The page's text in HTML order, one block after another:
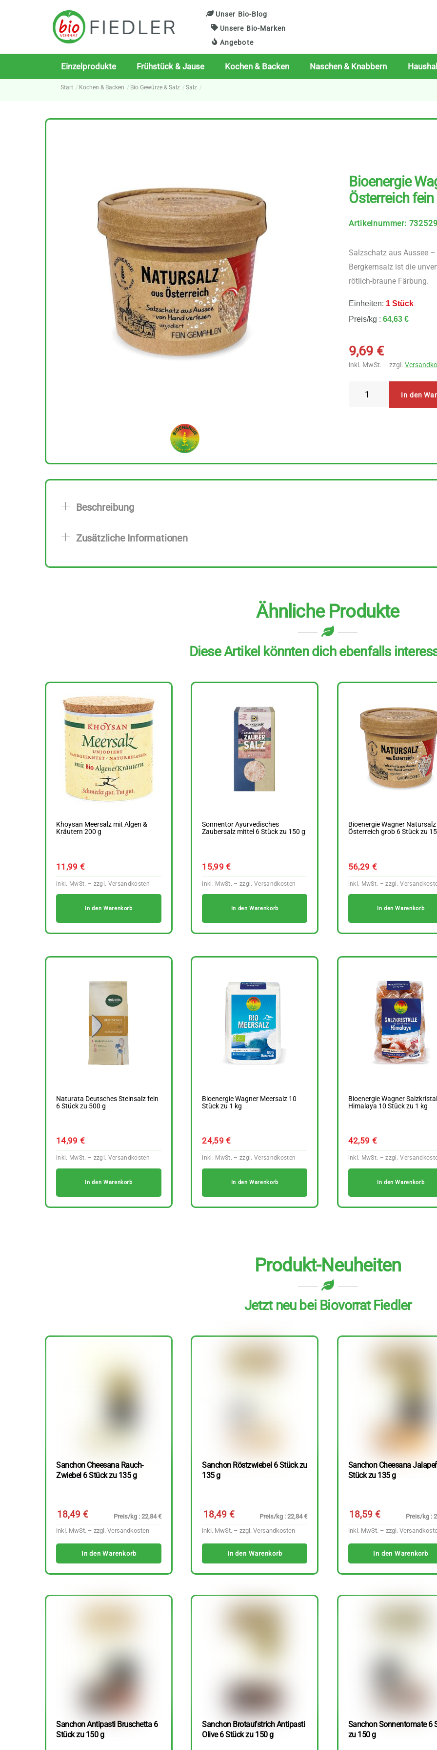
Unser Bio-Blog
Unsere Bio-Marken
Angebote
Einzelprodukte Frühstück & Jause Kochen & Backen Naschen & Knabbern
Start Kochen & Backen Bio Gewürze & Salz Salz
Bioenergie
Österreich
Artikelnummer:
Salzschatz aus Aussee
Bergkernsalz ist die
rötlich-braune Färbung.
Einheiten: 1 Stück
Preis/kg :64,63 €
9,69 €
inkl. MwSt. – zzgl.
In den
Beschreibung
Zusätzliche Informationen
Ähnliche Produkte
Diese Artikel könnten dich ebenfalls
Khoysan Meersalz mit Algen &
Kräutern 200 g
11,99€
In den Warenkorb
Sonnentor Ayurvedisches
Zaubersalz mittel 6 Stück zu 150 g
15,99€
In den Warenkorb
Bioenergie Wagner
Österreich grob 6 Stück zu
56,29 €
In den Warenkorb
Naturata Deutsches Steinsalz fein
6 Stück zu 500 g
14,99€
In den Warenkorb
Bioenergie Wagner Meersalz 10
Stück zu 1 kg
24,59€
In den Warenkorb
Bioenergie Wagner
Himalaya 10 Stück zu 1 kg
42,59 €
In den Warenkorb
Produkt-Neuheiten
Jetzt neu bei Biovorrat Fiedler
Sanchon Cheesana Rauch-
Zwiebel 6 Stück zu 135 g
18,49€
Preis/kg : 22,84 €
inkl. MwSt. – zzgl. Versandkosten
In den Warenkorb
Sanchon Röstzwiebel 6 Stück zu
135 g
18,49 €
Preis/kg : 22,84 €
inkl. MwSt. – zzgl.Versandkosten
In den Warenkorb
Sanchon Cheesana
Stück zu 135 g
18,59 €
Preis/kg :
inkl. MwSt. – zzgl.
In den Warenkorb
Sanchon Antipasti Bruschetta 6
Stück zu 150 g
Sanchon Brotaufstrich Antipasti
Olive 6 Stück zu 150 g
Sanchon Sonnentomate 6
zu 150 g